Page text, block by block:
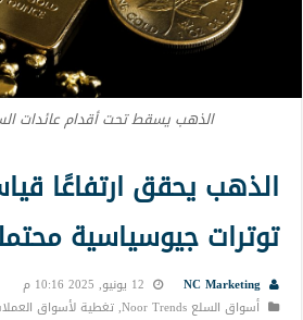
الذهب يسقط تحت أقدام عائدات
الذهب يحقق ارتفاعًا
توترات جيوسياسية
NC Marketing
12 يونيو, 2025 10:16 م
أسواق السلع Noor Trends
,تغطية لأسواق